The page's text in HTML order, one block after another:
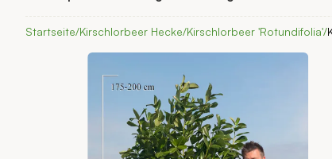
Dünger und Bewässerung
Startseite/Kirschlorbeer Hecke/Kirschlorbeer 'Rotundifolia'/